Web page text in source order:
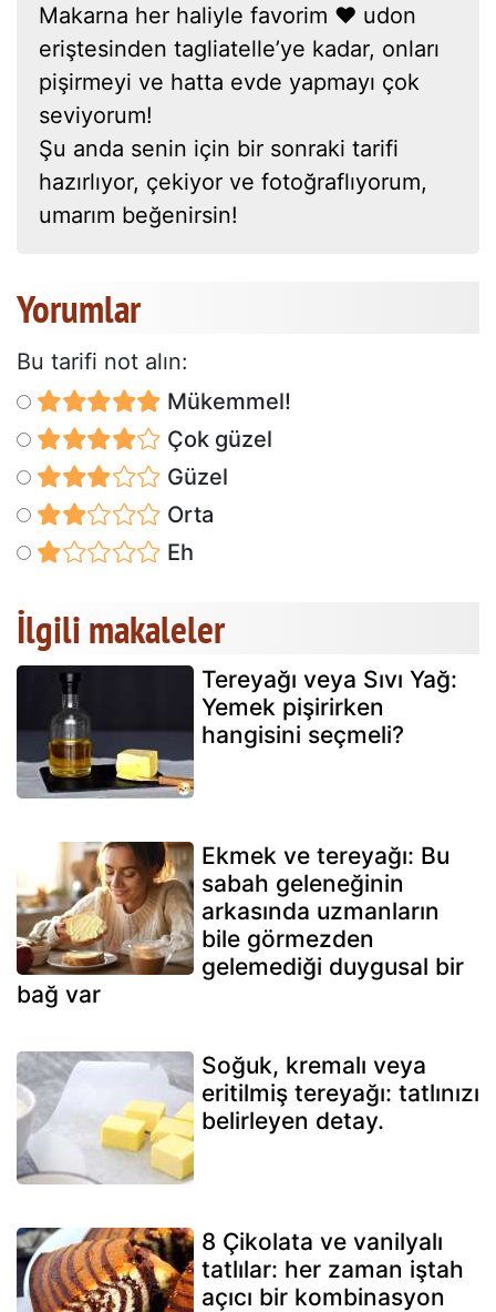
Makarna her haliyle favorim ❤ udon
eriştesinden tagliatelle’ye kadar, onları
pişirmeyi ve hatta evde yapmayı çok
seviyorum!
Şu anda senin için bir sonraki tarifi
hazırlıyor, çekiyor ve fotoğraflıyorum,
umarım beğenirsin!
Yorumlar
Bu tarifi not alın:
Mükemmel!
Çok güzel
Güzel
Orta
Eh
İlgili makaleler
Tereyağı veya Sıvı Yağ:
Yemek pişirirken
hangisini seçmeli?
Ekmek ve tereyağı: Bu
sabah geleneğinin
arkasında uzmanların
bile görmezden
gelemediği duygusal bir
bağ var
Soğuk, kremalı veya
eritilmiş tereyağı: tatlınızı
belirleyen detay.
8 Çikolata ve vanilyalı
tatlılar: her zaman iştah
açıcı bir kombinasyon